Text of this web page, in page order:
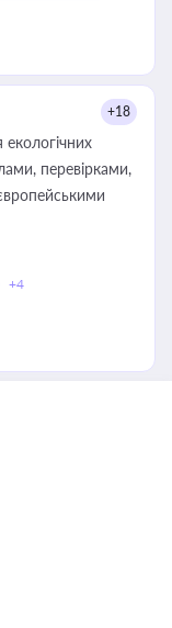
+18
перевірками,
+4